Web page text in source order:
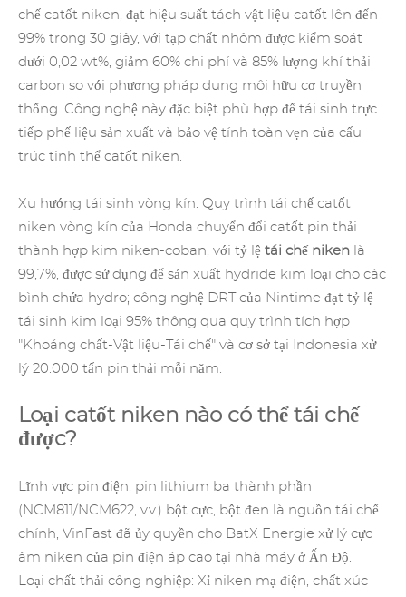
chế catốt niken, đạt hiệu suất tách vật liệu catốt lên đến
99% trong 30 giây, với tạp chất nhôm được kiểm soát
dưới 0,02 wt%, giảm 60% chi phí và 85% lượng khí thải
carbon so với phương pháp dung môi hữu cơ truyền
thống. Công nghệ này đặc biệt phù hợp để tái sinh trực
tiếp phế liệu sản xuất và bảo vệ tính toàn vẹn của cấu
trúc tinh thể catốt niken.
Xu hướng tái sinh vòng kín: Quy trình tái chế catốt
niken vòng kín của Honda chuyển đổi catốt pin thải
thành hợp kim niken-coban, với tỷ lệ tái chế niken là
99,7%, được sử dụng để sản xuất hydride kim loại cho các
bình chứa hydro; công nghệ DRT của Nintime đạt tỷ lệ
tái sinh kim loại 95% thông qua quy trình tích hợp
"Khoáng chất-Vật liệu-Tái chế" và cơ sở tại Indonesia xử
lý 20.000 tấn pin thải mỗi năm.
Loại catốt niken nào có thể tái chế
được?
Lĩnh vực pin điện: pin lithium ba thành phần
(NCM811/NCM622, v.v.) bột cực, bột đen là nguồn tái chế
chính, VinFast đã ủy quyền cho BatX Energie xử lý cực
âm niken của pin điện áp cao tại nhà máy ở Ấn Độ.
Loại chất thải công nghiệp: Xỉ niken mạ điện, chất xúc